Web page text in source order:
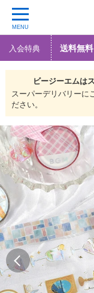
MENU
入会特典 送料無
ビージーエムは
スーパーデリバリーに
ださい。